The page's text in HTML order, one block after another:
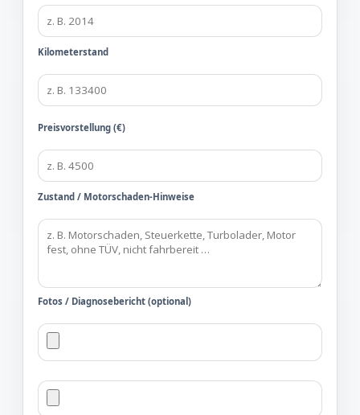
Kilometerstand
Preisvorstellung (€)
Zustand / Motorschaden-Hinweise
Fotos / Diagnosebericht (optional)